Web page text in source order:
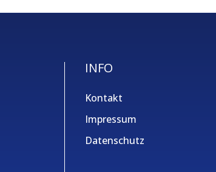
INFO
Kontakt
Impressum
Datenschutz